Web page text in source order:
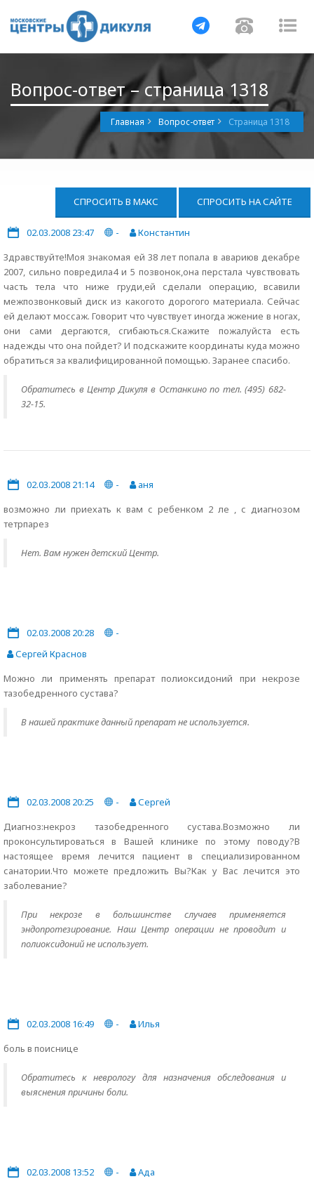
Навигация
Вопрос-ответ – страница 1318
Главная Вопрос-ответ Страница 1318
СПРОСИТЬ В МАКС СПРОСИТЬ НА САЙТЕ
02.03.2008 23:47 -
Константин
Здравствуйте!Моя знакомая ей 38 лет попала в авариюв декабре
2007, сильно повредила4 и 5 позвонок,она перстала чувствовать
часть тела что ниже груди,ей сделали операцию, всавили
межпозвонковый диск из какогото дорогого материала. Сейчас
ей делают моссаж. Говорит что чувствует иногда жжение в ногах,
они сами дергаются, сгибаються.Скажите пожалуйста есть
надежды что она пойдет? И подскажите координаты куда можно
обратиться за квалифицированной помощью. Заранее спасибо.
Обратитесь в Центр Дикуля в Останкино по тел. (495) 682-
32-15.
02.03.2008 21:14 -
аня
возможно ли приехать к вам с ребенком 2 ле , с диагнозом
тетрпарез
Нет. Вам нужен детский Центр.
02.03.2008 20:28
-
Сергей Краснов
Можно ли применять препарат полиоксидоний при некрозе
тазобедренного сустава?
В нашей практике данный препарат не используется.
02.03.2008 20:25 -
Сергей
Диагноз:некроз тазобедренного сустава.Возможно ли
проконсультироваться в Вашей клинике по этому поводу?В
настоящее время лечится пациент в специализированном
санатории.Что можете предложить Вы?Как у Вас лечится это
заболевание?
При некрозе в большинстве случаев применяется
эндопротезирование. Наш Центр операции не проводит и
полиоксидоний не использует.
02.03.2008 16:49 -
Илья
боль в поиснице
Обратитесь к неврологу для назначения обследования и
выяснения причины боли.
02.03.2008 13:52 -
Ада